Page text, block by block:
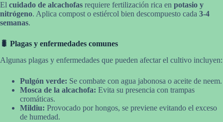
El cuidado de alcachofas requiere fertilización rica en potasio y
nitrógeno. Aplica compost o estiércol bien descompuesto cada 3-4
semanas.
🐛 Plagas y enfermedades comunes
Algunas plagas y enfermedades que pueden afectar el cultivo incluyen:
Pulgón verde: Se combate con agua jabonosa o aceite de neem.
Mosca de la alcachofa: Evita su presencia con trampas
cromáticas.
Mildiu: Provocado por hongos, se previene evitando el exceso
de humedad.